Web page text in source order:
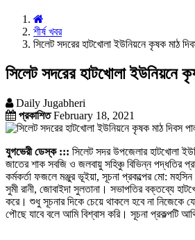
শীর্ষ খবর
সিলেট সদরের হাটখোলা ইউনিয়নে কৃষক মাঠ
সিলেট সদরের হাটখোলা ইউনিয়নে
Daily Jugabheri
প্রকাশিতFebruary 18, 2021
যুগভেরী ডেস্ক ::: সিলেট সদর উপজেলার হাটখোলা
জাতের শাক সবজি ও জলবায়ু সহিঞ্চু বিভিন্ন পদ্ধতির
কর্মকর্তা ফজলে মঞ্জুর ভূইয়া, সূচনা প্রকল্পের মো:
সুমী রানী, জোবাইদা সুলতানা। সভাপতির বক্তব্যে
করে। শুধু সূচনার দিকে চেয়ে থাকলে হবে না নিজেকে
পৌছে যাবে বলে আমি বিশ্বাস করি। সূচনা প্রকল্পটি